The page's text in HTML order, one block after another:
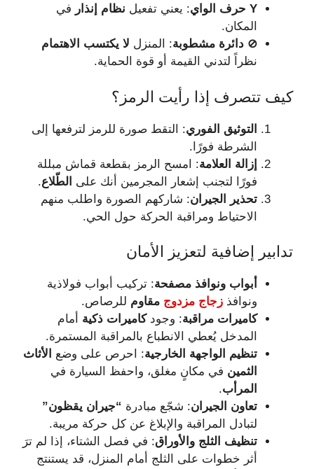
Y حرف الواي
: يعني تفعيل نظام إنذار في
المكان.
⊘ دائرة مشطوبة: المنزل لا يكتسب الاهتمام
نظراً لتدني القيمة أو قوة الحماية.
كيف تتصرف إذا رأيت الرمز؟
التوثيق الفوري: التقط صورة للرمز لترفعها إلى
الشرطة فورًا.
إزالة العلامة: امسح الرمز بقطعة قماش مبللة
فورًا لتجنب إشعار المجرمين أنك على الطّلاع.
تحذير الجيران: شاركهم الصورة واطلب منهم
الاحتياط ومراقبة الحركة حول الحي.
تدابير إضافية لتعزيز الأمان
أبواب ونوافذ مصفحة: تركيب أبواب فولاذية
ونوافذ زجاج مزدوج مقاوم للرصاص.
كاميرات مراقبة: وجودكاميرات ذكية أمام
المدخل يُعطي الانطباع بالمراقبة المستمرة.
تنظيم الواجهة الخارجية: احرص على وضع
الأثاث
الثمين في مكانٍ مغلق، واحفظ السيارة في
المرأب.
تعاون الجيران: شجّع مبادرة “جيران يقظون”
لتبادل المراقبة والإبلاغ عن كل حركة مريبة.
تنظيف الثلج والأوراق: في فصل الشتاء، إذا لم ترَ
أثر خطوات على الثلج أمام المنزل، قد يستنتج